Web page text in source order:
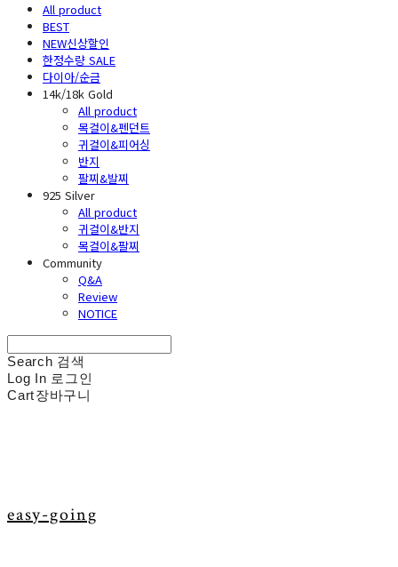
All product
BEST
NEW신상할인
한정수량 SALE
다이아/순금
14k/18k Gold
All product
목걸이&펜던트
귀걸이&피어싱
반지
팔찌&발찌
925 Silver
All product
귀걸이&반지
목걸이&팔찌
Community
Q&A
Review
NOTICE
Search 검색
Log In 로그인
Cart장바구니
easy-going